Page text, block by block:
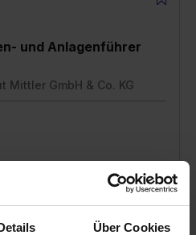
Über Cookies
und Anlagenführer
Mittler GmbH & Co. KG